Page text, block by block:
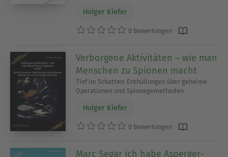
Holger Kiefer
0 Bewertungen
Verborgene Aktivitäten – wie man
Menschen zu Spionen macht
Tief im Schatten: Enthüllungen über geheime
Operationen und Spionagemethoden
Holger Kiefer
0 Bewertungen
Marc Segar ich habe Asperger-